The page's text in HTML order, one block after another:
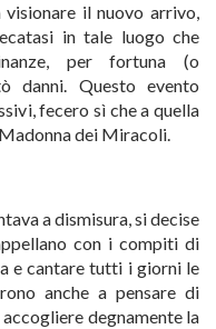
visionare il nuovo arrivo,
in tale luogo che
per fortuna (o
danni. Questo evento
fecero sì che a quella
dei Miracoli.
a dismisura, si decise
con i compiti di
e cantare tutti i giorni le
anche a pensare di
degnamente la